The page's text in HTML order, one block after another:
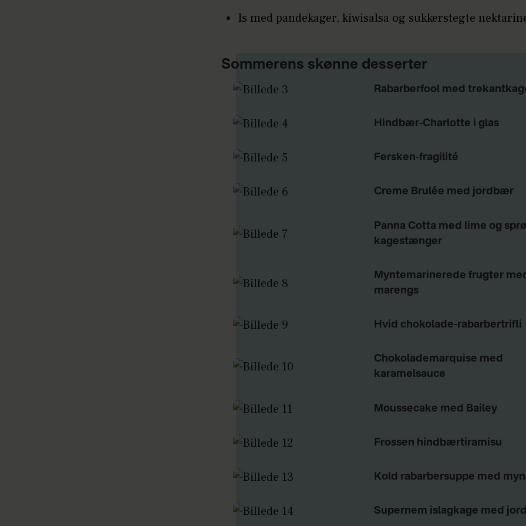
Is med pandekager, kiwisalsa og sukkerstegte
Sommerens skønne desserter
Rabarberfool med
Hindbær-Charlotte i glas
Fersken-fragilité
Creme Brulée med jordbær
Panna Cotta med lime og
kagestænger
Myntemarinerede frugter
marengs
Hvid chokolade-rabarbertrifli
Chokolademarquise med
karamelsauce
Moussecake med Bailey
Frossen hindbærtiramisu
Kold rabarbersuppe med
Supernem islagkage med